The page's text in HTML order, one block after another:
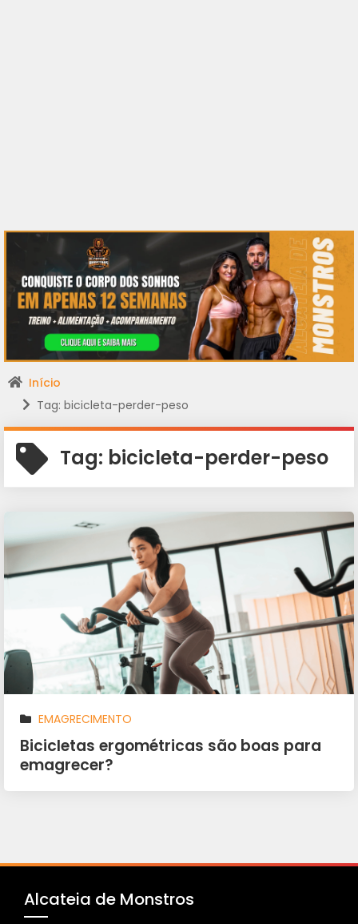
Início
Tag: bicicleta-perder-peso
Tag: bicicleta-perder-peso
EMAGRECIMENTO
Bicicletas ergométricas são boas para
emagrecer?
Alcateia de Monstros